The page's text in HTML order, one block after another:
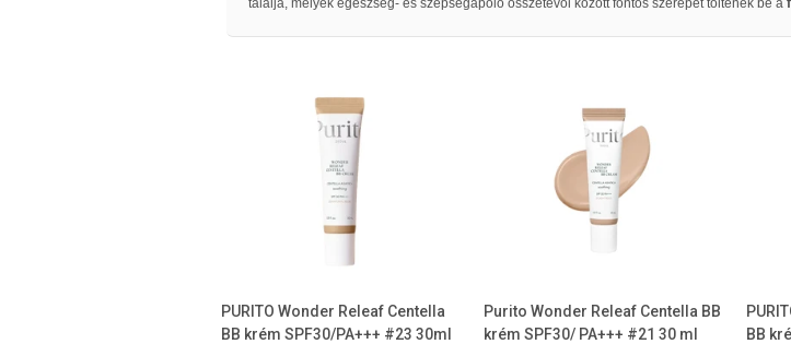
találja, melyek egészség- és szépségápoló összetevői között fontos szerepet töltenek be a
PURITO Wonder Releaf Centella
BB krém SPF30/PA+++ #23 30ml
Purito Wonder Releaf Centella BB
krém SPF30/ PA+++ #21 30 ml
BB